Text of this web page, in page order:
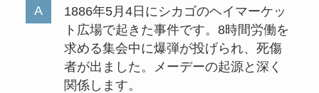
1886年5月4日にシカゴのヘイマーケッ
ト広場で起きた事件です。8時間労働を
求める集会中に爆弾が投げられ、死傷
者が出ました。メーデーの起源と深く
関係します。